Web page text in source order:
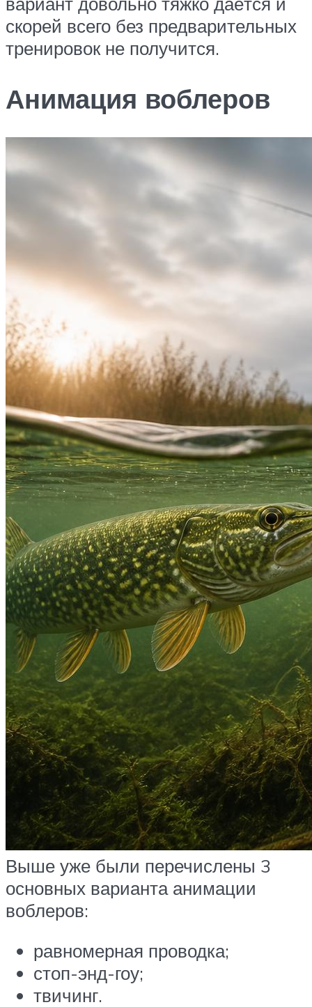
скорей всего без предварительных
тренировок не получится.
Анимация воблеров
Выше уже были перечислены 3
основных варианта анимации
воблеров:
равномерная проводка;
стоп-энд-гоу;
твичинг.